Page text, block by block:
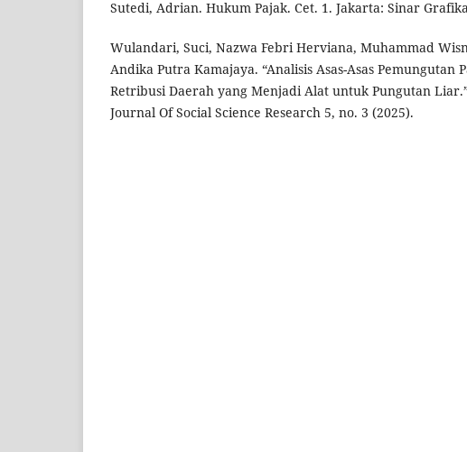
Sutedi, Adrian. Hukum Pajak. Cet. 1. Jakarta: Sinar
Wulandari, Suci, Nazwa Febri Herviana, Muhammad
Andika Putra Kamajaya. “Analisis Asas-Asas Pemungutan
Retribusi Daerah yang Menjadi Alat untuk Pungutan
Journal Of Social Science Research 5, no. 3 (2025).